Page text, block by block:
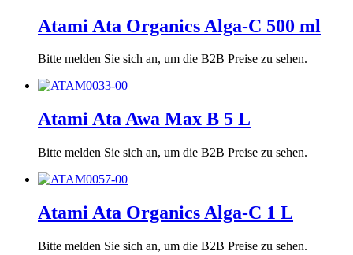
Atami Ata Organics Alga-C 500 ml
Bitte melden Sie sich an, um die B2B Preise zu sehen.
Atami Ata Awa Max B 5 L
Bitte melden Sie sich an, um die B2B Preise zu sehen.
Atami Ata Organics Alga-C 1 L
Bitte melden Sie sich an, um die B2B Preise zu sehen.